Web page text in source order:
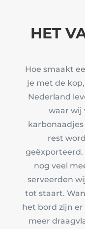
HET
Hoe smaakt
je met de
Nederland
waar wij
karbonaadjes
rest
nog veel
serveerden
tot staart.
het bord zijn
meer